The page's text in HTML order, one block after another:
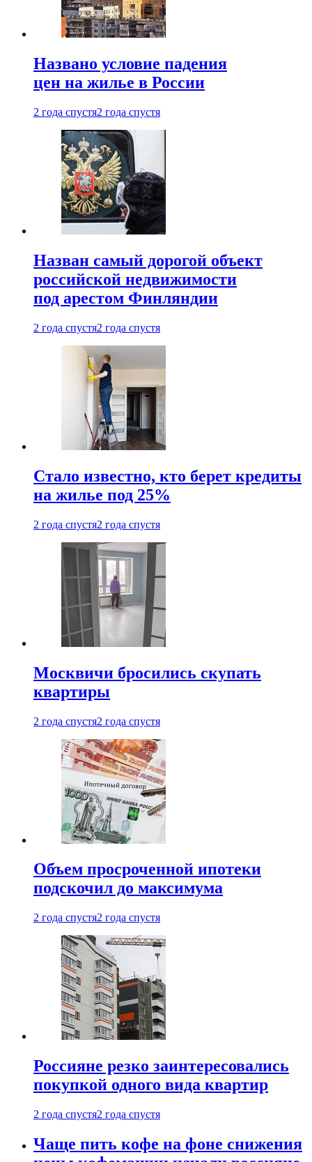
Названо условие падения
цен на жилье в России
2 года спустя2 года спустя
Назван самый дорогой объект
российской недвижимости
под арестом Финляндии
2 года спустя2 года спустя
Стало известно, кто берет кредиты
на жилье под 25%
2 года спустя2 года спустя
Москвичи бросились скупать
квартиры
2 года спустя2 года спустя
Объем просроченной ипотеки
подскочил до максимума
2 года спустя2 года спустя
Россияне резко заинтересовались
покупкой одного вида квартир
2 года спустя2 года спустя
Чаще пить кофе на фоне снижения